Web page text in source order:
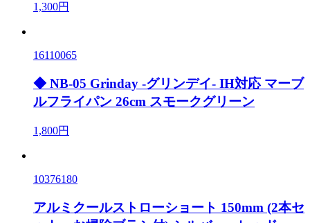
1,300円
16110065
◆ NB-05 Grinday -グリンデイ- IH対応 マーブ
ルフライパン 26cm スモークグリーン
1,800円
10376180
アルミクールストローショート 150mm (2本セ